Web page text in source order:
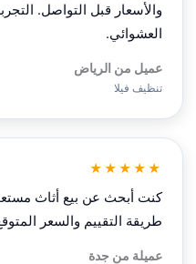
والأسعار قبل التواصل.
العشوائي.
عميل من الرياض
تنظيف فيلا
★★★★★
كنت أبحث عن بيع أثاث
طريقة التقييم والسعر
عميلة من جدة